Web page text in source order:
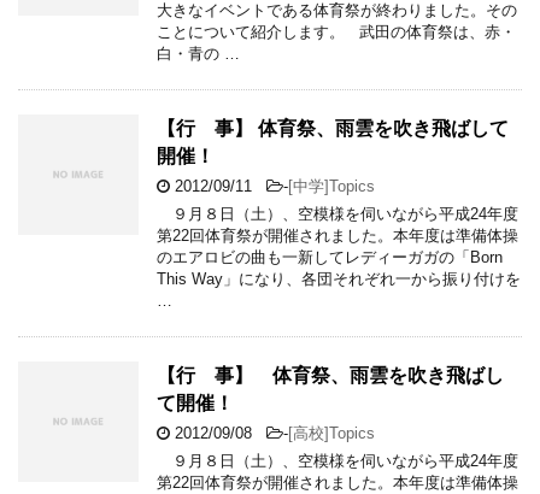
大きなイベントである体育祭が終わりました。その
ことについて紹介します。 武田の体育祭は、赤・
白・青の …
【行 事】 体育祭、雨雲を吹き飛ばして
開催！
2012/09/11 -[中学]Topics
９月８日（土）、空模様を伺いながら平成24年度
第22回体育祭が開催されました。本年度は準備体操
のエアロビの曲も一新してレディーガガの「Born
This Way」になり、各団それぞれ一から振り付けを
…
【行 事】 体育祭、雨雲を吹き飛ばし
て開催！
2012/09/08 -[高校]Topics
９月８日（土）、空模様を伺いながら平成24年度
第22回体育祭が開催されました。本年度は準備体操